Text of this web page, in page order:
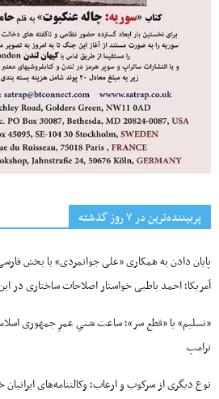
پربیننده‌ترین‌ در ۷ روز گذشته
پایان دادن به همکاری «علی جوانمردی» با بخش
آمریکا؛ احمد باطبی خواستار اصلاحات ساختاری در
«تسلیم» یا «قطع سر»؛ ساعت شنیِ عمرِ جمهوری
ترامپ
نوع دیگری از سرکوب و ارعاب؛ وکالتنامه‌های